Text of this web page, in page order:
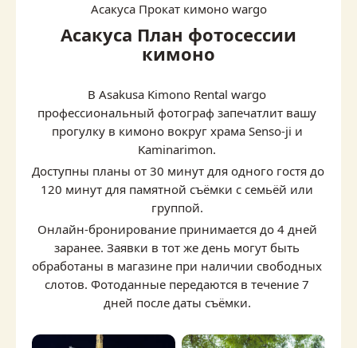
Асакуса Прокат кимоно wargo
Асакуса План фотосессии
кимоно
В Asakusa Kimono Rental wargo
профессиональный фотограф запечатлит вашу
прогулку в кимоно вокруг храма Senso-ji и
Kaminarimon.
Доступны планы от 30 минут для одного гостя до
120 минут для памятной съёмки с семьёй или
группой.
Онлайн-бронирование принимается до 4 дней
заранее. Заявки в тот же день могут быть
обработаны в магазине при наличии свободных
слотов. Фотоданные передаются в течение 7
дней после даты съёмки.